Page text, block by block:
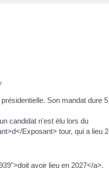
Son mandat dure 5
candidat n'est élu lors du
Exposant> tour, qui a lieu 2
avoir lieu en 2027</a>.